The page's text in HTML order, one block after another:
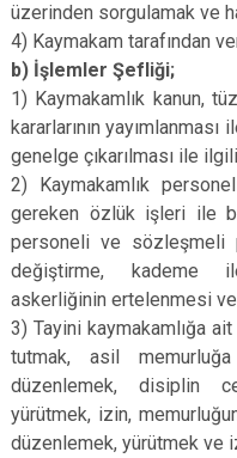
üzerinden sorgulamak ve
4) Kaymakam tarafından
b) İşlemler Şefliği;
1) Kaymakamlık kanun,
kararlarının
genelge çıkarılması ile
2) Kaymakamlık
gereken özlük işleri ile
personeli ve sözleşmeli
değiştirme, kademe
askerliğinin ertelenmesi
3) Tayini kaymakamlığa
tutmak, asil
düzenlemek, disiplin
yürütmek, izin,
düzenlemek, yürütmek ve